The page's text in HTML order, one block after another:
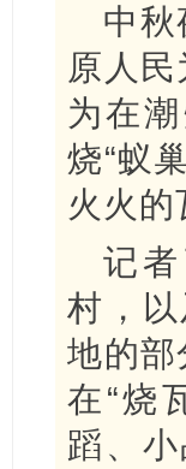
中秋
原人
为在
烧“蚁
火火
记
村，
地的部
在“烧
蹈、